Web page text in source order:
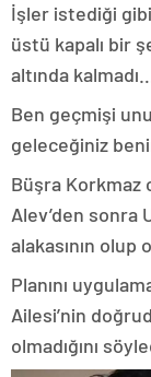
İşler istediği gibi
üstü kapalı bir
altında
Ben geçmişi
geleceğiniz
Büşra Korkmaz
Alev’den sonra
alakasının olup
Planını
Ailesi’nin
olmadığını